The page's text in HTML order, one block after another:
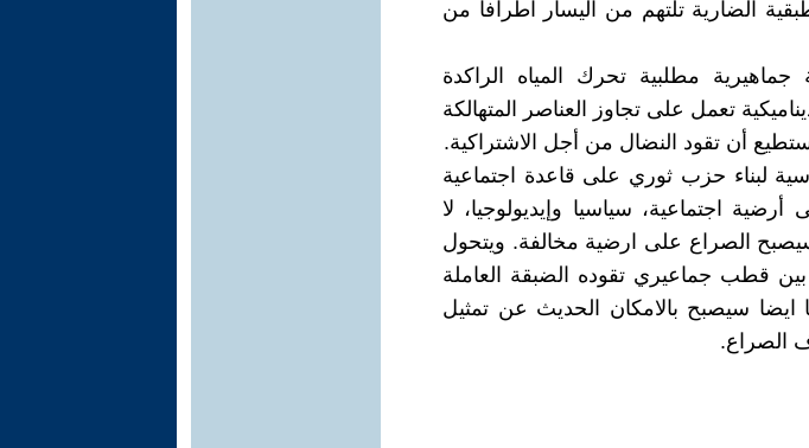
الضارية تلتهم من اليسار اطرافا من
مطلبية تحرك المياه الراكدة
تعمل على تجاوز العناصر المتهالكة
أن تقود النضال من أجل الاشتراكية.
لبناء حزب ثوري على قاعدة اجتماعية
اجتماعية، سياسيا وإيديولوجيا، لا
سيصبح الصراع على ارضية مخالفة. ويتحول
قطب جماعيري تقوده الضبقة العاملة
ايضا سيصبح بالامكان الحديث عن تمثيل
الصراع.